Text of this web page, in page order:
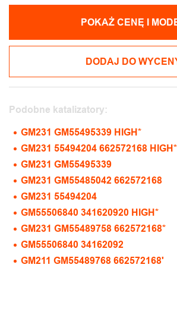
POKAŻ CENĘ I
DODAJ DO
Podobne katalizatory:
GM231 GM55495339 HIGH*
GM231 55494204 662572168 HIGH*
GM231 GM55495339
GM231 GM55485042 662572168
GM231 55494204
GM55506840 341620920 HIGH*
GM231 GM55489758 662572168*
GM55506840 34162092
GM211 GM55489768 662572168'